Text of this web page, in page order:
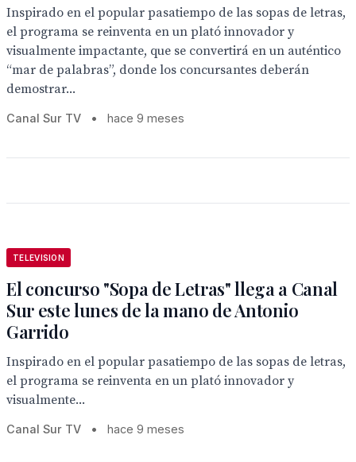
Inspirado en el popular pasatiempo de las sopas de letras,
el programa se reinventa en un plató innovador y
visualmente impactante, que se convertirá en un auténtico
“mar de palabras”, donde los concursantes deberán
demostrar...
Canal Sur TV • hace 9 meses
TELEVISION
El concurso "Sopa de Letras" llega a Canal
Sur este lunes de la mano de Antonio
Garrido
Inspirado en el popular pasatiempo de las sopas de letras,
el programa se reinventa en un plató innovador y
visualmente...
Canal Sur TV • hace 9 meses